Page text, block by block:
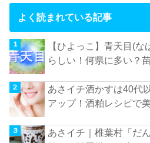
よく読まれている記事
【ひよっこ】青天目(
らしい！何県に多い？
あさイチ酒かすは40代
アップ！酒粕レシピで
あさイチ｜椎葉村「だ